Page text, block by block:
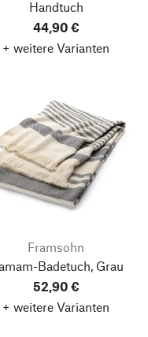
Handtuch
44,90 €
+ weitere Varianten
Framsohn
Badetuch, Grau
52,90 €
+ weitere Varianten